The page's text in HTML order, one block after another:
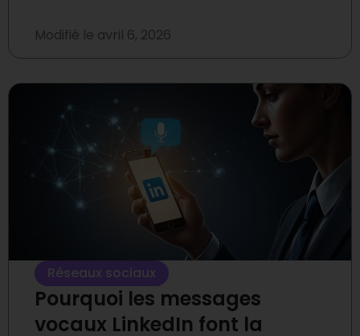
Modifié le avril 6, 2026
Réseaux sociaux
Pourquoi les messages
vocaux LinkedIn font la